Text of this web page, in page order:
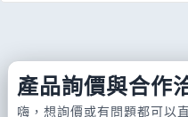
產品詢價與合作
嗨，想詢價或有問題都可以